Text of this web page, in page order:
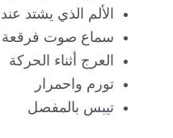
الألم الذي يشتد
سماع صوت
العرج أثناء الحركة
تورم واحمرار
تيبس بالمفصل